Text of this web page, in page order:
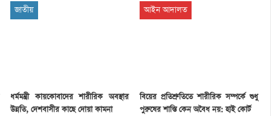
জাতীয়
ধর্মমন্ত্রী কায়কোবাদের শারীরিক অবস্থার
উন্নতি, দেশবাসীর কাছে দোয়া কামনা
আইন আদালত
বিয়ের প্রতিশ্রুতিতে শারীরিক সম্পর্কে শুধু
পুরুষের শাস্তি কেন অবৈধ নয়: হাই কোর্ট